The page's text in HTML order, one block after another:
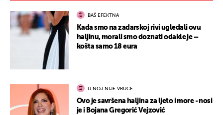
BAŠ EFEKTNA
Kada smo na zadarskoj rivi ugledali ovu
haljinu, morali smo doznati odakle je –
košta samo 18 eura
U NOJ NIJE VRUĆE
Ovo je savršena haljina za ljeto i more - nosi
je i Bojana Gregorić Vejzović